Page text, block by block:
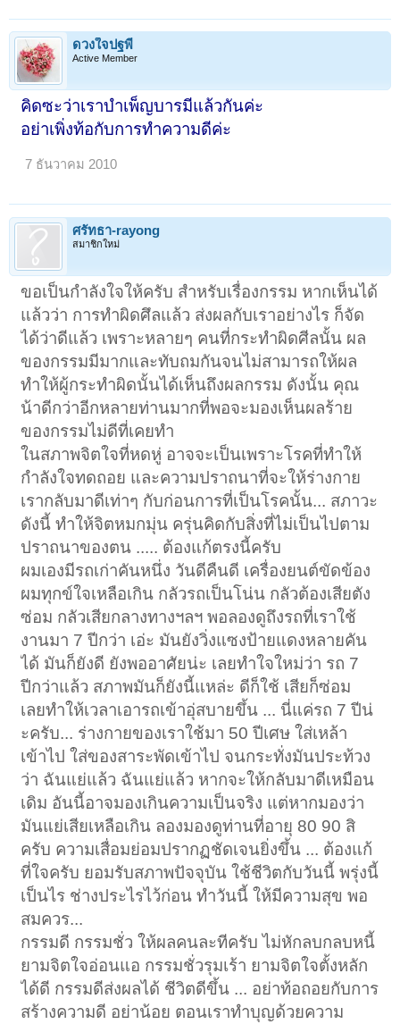
ดวงใจปฐพี
Active Member
คิดซะว่าเราบำเพ็ญบารมีแล้วกันค่ะ
อย่าเพิ่งท้อกับการทำความดีค่ะ
7 ธันวาคม 2010
ศรัทธา-rayong
สมาชิกใหม่
ขอเป็นกำลังใจให้ครับ สำหรับเรื่องกรรม หากเห็นได้
แล้วว่า การทำผิดศึลแล้ว ส่งผลกับเราอย่างไร ก็จัด
ได้ว่าดีแล้ว เพราะหลายๆ คนที่กระทำผิดศีลนั้น ผล
ของกรรมมีมากและทับถมกันจนไม่สามารถให้ผล
ทำให้ผู้กระทำผิดนั้นได้เห็นถึงผลกรรม ดังนั้น คุณ
น้าดีกว่าอีกหลายท่านมากที่พอจะมองเห็นผลร้าย
ของกรรมไม่ดีที่เคยทำ
ในสภาพจิตใจที่หดหู่ อาจจะเป็นเพราะโรคที่ทำให้
กำลังใจทดถอย และความปราถนาที่จะให้ร่างกาย
เรากลับมาดีเท่าๆ กับก่อนการที่เป็นโรคนั้น... สภาวะ
ดังนี้ ทำให้จิตหมกมุ่น ครุ่นคิดกับสิ่งที่ไม่เป็นไปตาม
ปราถนาของตน ..... ต้องแก้ตรงนี้ครับ
ผมเองมีรถเก่าคันหนึ่ง วันดีคืนดี เครื่องยนต์ขัดข้อง
ผมทุกข์ใจเหลือเกิน กลัวรถเป็นโน่น กลัวต้องเสียตัง
ซ่อม กลัวเสียกลางทางฯลฯ พอลองดูถึงรถที่เราใช้
งานมา 7 ปีกว่า เอ่ะ มันยังวิ่งแซงป้ายแดงหลายคัน
ได้ มันก็ยังดี ยังพออาศัยน่ะ เลยทำใจใหม่ว่า รถ 7
ปีกว่าแล้ว สภาพมันก็ยังนี้แหล่ะ ดีก็ใช้ เสียก็ซ่อม
เลยทำให้เวลาเอารถเข้าอุ่สบายขึ้น ... นี่แค่รถ 7 ปีน่
ะครับ... ร่างกายของเราใช้มา 50 ปีเศษ ใส่เหล้า
เข้าไป ใส่ของสาระพัดเข้าไป จนกระทั่งมันประท้วง
ว่า ฉันแย่แล้ว ฉันแย่แล้ว หากจะให้กลับมาดีเหมือน
เดิม อันนี้อาจมองเกินความเป็นจริง แต่หากมองว่า
มันแย่เสียเหลือเกิน ลองมองดูท่านที่อายุ 80 90 สิ
ครับ ความเสื่อมย่อมปรากฏชัดเจนยิ่งขึ้น ... ต้องแก้
ที่ใจครับ ยอมรับสภาพปัจจุบัน ใช้ชีวิตกับวันนี้ พรุ่งนี้
เป็นไร ช่างประไรไว้ก่อน ทำวันนี้ ให้มีความสุข พอ
สมควร...
กรรมดี กรรมชั่ว ให้ผลคนละทีครับ ไม่หักลบกลบหนี้
ยามจิตใจอ่อนแอ กรรมชั่วรุมเร้า ยามจิตใจตั้งหลัก
ได้ดี กรรมดีส่งผลได้ ชีวิตดีขึ้น ... อย่าท้อถอยกับการ
สร้างความดี อย่าน้อย ตอนเราทำบุญด้วยความ